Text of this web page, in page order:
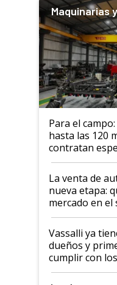
Maquinarias
Para el
hasta las 120
contratan
industria
La venta de
nueva etapa:
mercado en el
semestre
Vassalli ya
dueños y
cumplir con
cosechadoras
recibieron: